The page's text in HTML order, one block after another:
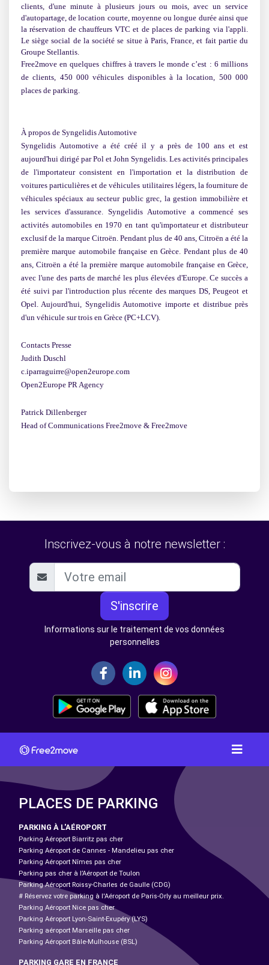
clients, d'une minute à plusieurs jours ou mois, avec un service
d'autopartage, de location courte, moyenne ou longue durée ainsi que
la réservation de chauffeurs VTC et de places de parking via l'appli.
Le siège social de la société se situe à Paris, France, et fait partie du
Groupe Stellantis.
Free2move en quelques chiffres à travers le monde c’est : 6 millions
de clients, 450 000 véhicules disponibles à la location, 500 000
places de parking.
À propos de Syngelidis Automotive
Syngelidis Automotive a été créé il y a près de 100 ans et est
aujourd'hui dirigé par Pol et John Syngelidis. Les activités principales
de l'importateur consistent en l'importation et la distribution de
voitures particulières et de véhicules utilitaires légers, la fourniture de
véhicules spéciaux au secteur public grec, la gestion immobilière et
les services d'assurance. Syngelidis Automotive a commencé ses
activités automobiles en 1970 en tant qu'importateur et distributeur
exclusif de la marque Citroën. Pendant plus de 40 ans, Citroën a été la
première marque automobile française en Grèce. Pendant plus de 40
ans, Citroën a été la première marque automobile française en Grèce,
avec l'une des parts de marché les plus élevées d'Europe. Ce succès a
été suivi par l'introduction plus récente des marques DS, Peugeot et
Opel. Aujourd'hui, Syngelidis Automotive importe et distribue près
d'un véhicule sur trois en Grèce (PC+LCV).
Contacts Presse
Judith Duschl
c.iparraguirre@open2europe.com
Open2Europe PR Agency
Patrick Dillenberger
Head of Communications Free2move & Free2move
Inscrivez-vous à notre newsletter :
S'inscrire
Informations sur le traitement de vos données
personnelles
PLACES DE PARKING
PARKING À L'AÉROPORT
Parking Aéroport Biarritz pas cher
Parking Aéroport de Cannes - Mandelieu pas cher
Parking Aéroport Nîmes pas cher
Parking pas cher à l’Aéroport de Toulon
Parking Aéroport Roissy-Charles de Gaulle (CDG)
# Réservez votre parking à l'Aéroport de Paris-Orly au meilleur prix.
Parking Aéroport Nice pas cher
Parking Aéroport Lyon-Saint-Exupéry (LYS)
Parking aéroport Marseille pas cher
Parking Aéroport Bâle-Mulhouse (BSL)
PARKING GARE EN FRANCE